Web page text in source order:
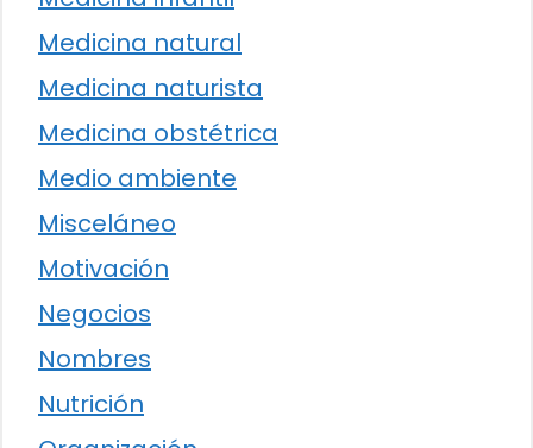
Medicina natural
Medicina naturista
Medicina obstétrica
Medio ambiente
Misceláneo
Motivación
Negocios
Nombres
Nutrición